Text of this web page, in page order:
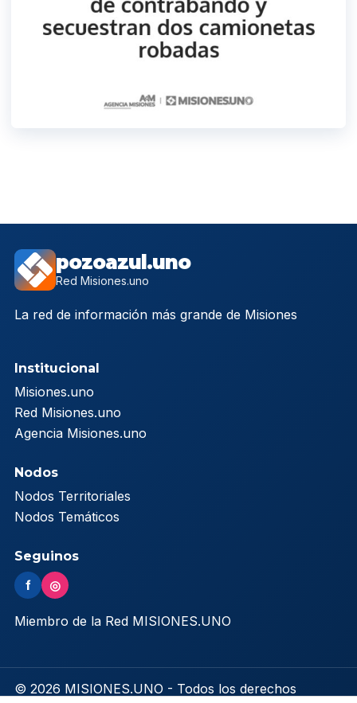
pozoazul.uno
Red Misiones.uno
La red de información más grande de Misiones
Institucional
Misiones.uno
Red Misiones.uno
Agencia Misiones.uno
Nodos
Nodos Territoriales
Nodos Temáticos
Seguinos
f ◎
Miembro de la Red MISIONES.UNO
© 2026 MISIONES.UNO - Todos los derechos